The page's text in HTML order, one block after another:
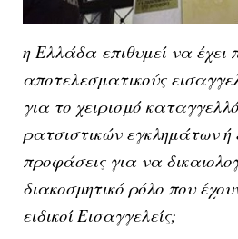
η Ελλάδα επιθυμεί να
αποτελεσματικούς
για το χειρισμό
ρατσιστικών εγκλημάτων ή
προφάσεις για να
διακοσμητικό ρόλο που
ειδικοί Εισαγγελείς;